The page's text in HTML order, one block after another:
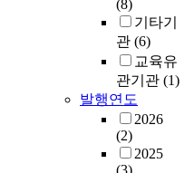
(8)
기타기
관 (6)
교육유
관기관 (1)
발행연도
2026
(2)
2025